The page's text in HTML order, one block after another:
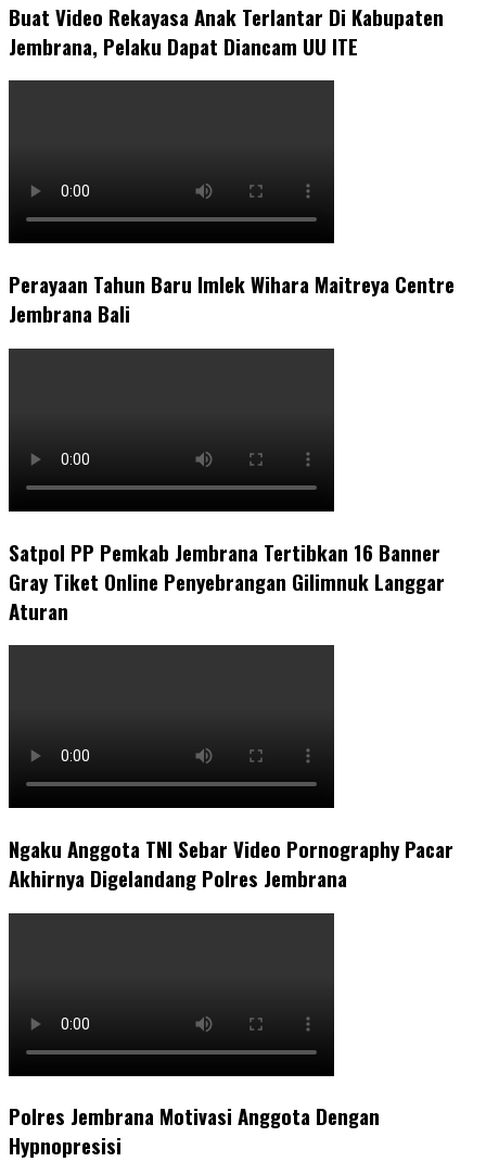
Buat Video Rekayasa Anak Terlantar Di Kabupaten
Jembrana, Pelaku Dapat Diancam UU ITE
Perayaan Tahun Baru Imlek Wihara Maitreya Centre
Jembrana Bali
Satpol PP Pemkab Jembrana Tertibkan 16 Banner
Gray Tiket Online Penyebrangan Gilimnuk Langgar
Aturan
Ngaku Anggota TNI Sebar Video Pornography Pacar
Akhirnya Digelandang Polres Jembrana
Polres Jembrana Motivasi Anggota Dengan
Hypnopresisi